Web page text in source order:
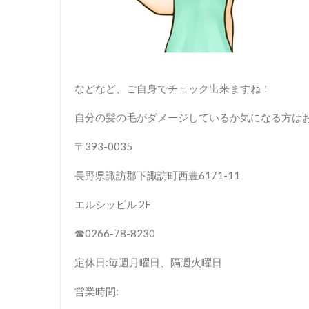
などなど、ご自身でチェック出来ますね！
自分の髪の毛がダメージしているか気になる方は
〒393-0035
長野県諏訪郡下諏訪町西豊6171-11
エルシッビル 2F
☎︎0266-78-8230
定休日:毎週月曜日、隔週火曜日
営業時間: